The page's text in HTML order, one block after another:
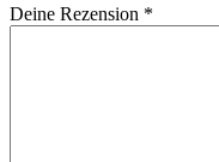
Deine Rezension *